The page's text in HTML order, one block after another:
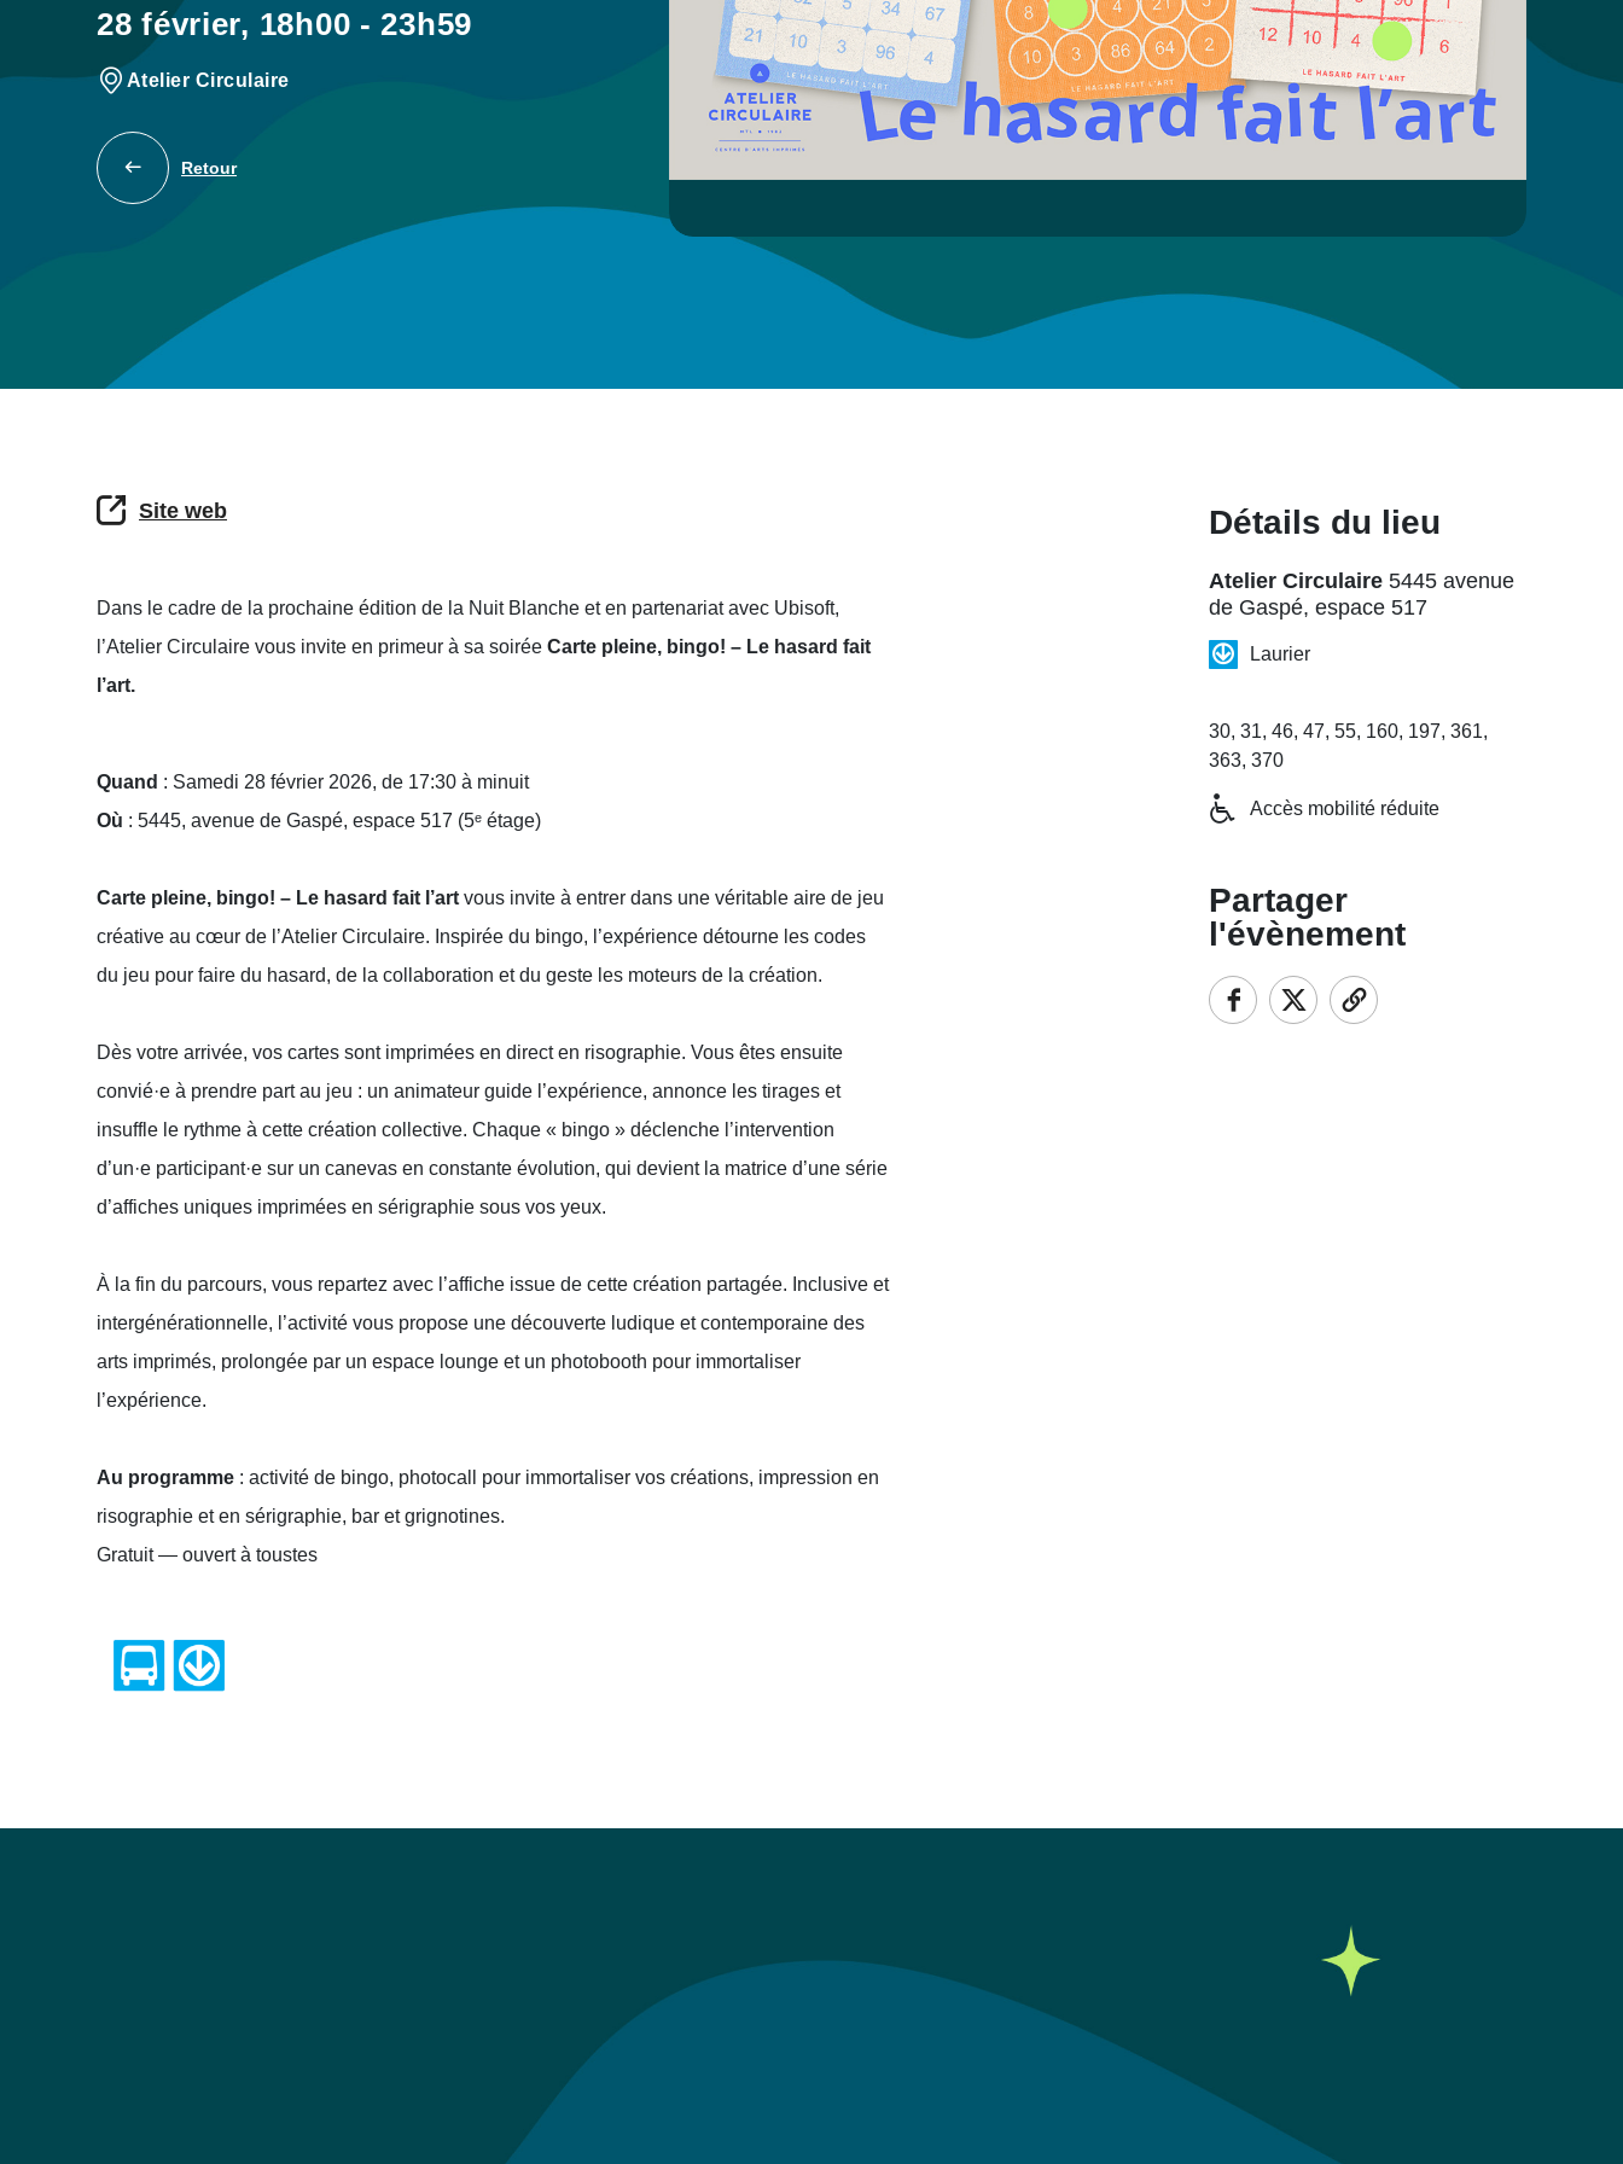
28 février, 18h00 - 23h59
Atelier Circulaire
Retour
Site web
Dans le cadre de la prochaine édition de la Nuit Blanche et en partenariat avec Ubisoft,
l’Atelier Circulaire vous invite en primeur à sa soirée Carte pleine, bingo! – Le hasard fait
l’art.
Quand : Samedi 28 février 2026, de 17:30 à minuit
Où : 5445, avenue de Gaspé, espace 517 (5ᵉ étage)
Carte pleine, bingo! – Le hasard fait l’art vous invite à entrer dans une véritable aire de jeu
créative au cœur de l’Atelier Circulaire. Inspirée du bingo, l’expérience détourne les codes
du jeu pour faire du hasard, de la collaboration et du geste les moteurs de la création.
Dès votre arrivée, vos cartes sont imprimées en direct en risographie. Vous êtes ensuite
convié·e à prendre part au jeu : un animateur guide l’expérience, annonce les tirages et
insuffle le rythme à cette création collective. Chaque « bingo » déclenche l’intervention
d’un·e participant·e sur un canevas en constante évolution, qui devient la matrice d’une série
d’affiches uniques imprimées en sérigraphie sous vos yeux.
À la fin du parcours, vous repartez avec l’affiche issue de cette création partagée. Inclusive et
intergénérationnelle, l’activité vous propose une découverte ludique et contemporaine des
arts imprimés, prolongée par un espace lounge et un photobooth pour immortaliser
l’expérience.
Au programme : activité de bingo, photocall pour immortaliser vos créations, impression en
risographie et en sérigraphie, bar et grignotines.
Gratuit — ouvert à toustes
Détails du lieu
Atelier Circulaire 5445 avenue
de Gaspé, espace 517
Laurier
30, 31, 46, 47, 55, 160, 197, 361,
363, 370
Accès mobilité réduite
Partager
l'évènement